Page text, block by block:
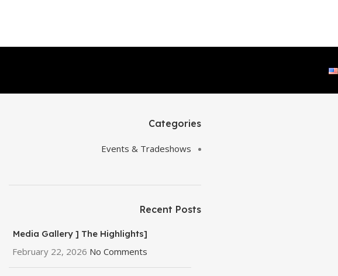
Categories
Events & Tradeshows
Recent Posts
[Media Gallery ] The Highlights
February 22, 2026 No Comments